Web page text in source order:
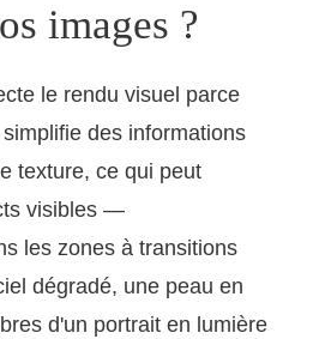
images ?
le rendu visuel parce
des informations
texture, ce qui peut
visibles —
les zones à transitions
dégradé, une peau en
d'un portrait en lumière